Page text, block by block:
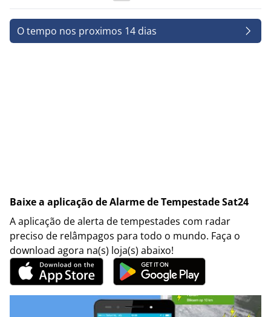
O tempo nos proximos 14 dias
Baixe a aplicação de Alarme de Tempestade Sat24
A aplicação de alerta de tempestades com radar
preciso de relâmpagos para todo o mundo. Faça o
download agora na(s) loja(s) abaixo!